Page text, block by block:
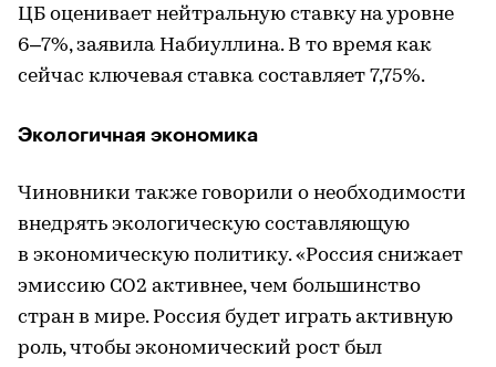
ЦБ оценивает нейтральную ставку на уровне
6–7%, заявила Набиуллина. В то время как
сейчас ключевая ставка составляет 7,75%.
Экологичная экономика
Чиновники также говорили о необходимости
внедрять экологическую составляющую
в экономическую политику. «Россия снижает
эмиссию CO2 активнее, чем большинство
стран в мире. Россия будет играть активную
роль, чтобы экономический рост был